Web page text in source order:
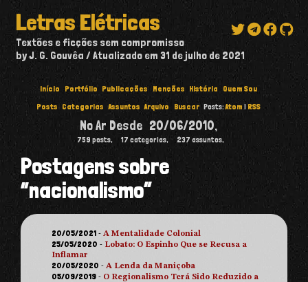
Letras Elétricas
Textões e ficções sem compromisso
by J. G. Gouvêa
Atualizado em31 de julho de 2021
Início Portfólio Publicações Menções História
Quem Sou
Posts Categorias Assuntos Arquivo Buscar Posts:Atom | RSS
No Ar Desde 20/06/2010,
759 posts, 17 categorias, 237 assuntos,
Postagens sobre
“nacionalismo”
20/05/2021 -A Mentalidade Colonial
25/05/2020 - Lobato: O Espinho Que se Recusa a
Inflamar
20/05/2020 -A Lenda da Maniçoba
05/09/2019 - O Regionalismo Terá Sido Reduzido a